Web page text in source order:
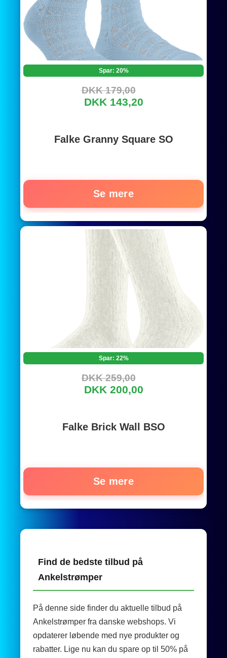
Spar: 20%
DKK 179,00
DKK 143,20
Falke Granny Square SO
Se mere
Spar: 22%
DKK 259,00
DKK 200,00
Falke Brick Wall BSO
Se mere
Find de bedste tilbud på
Ankelstrømper
På denne side finder du aktuelle tilbud på
Ankelstrømper fra danske webshops. Vi
opdaterer løbende med nye produkter og
rabatter. Lige nu kan du spare op til 50% på